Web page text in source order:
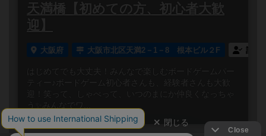
天満橋【初めての方、初心者大歓
迎】
大阪府 大阪市北区天満2－1－8 根本ビル２F 誰で
はじめてでも大丈夫！みんなで楽しむボードゲームパー
ティー♪ボードゲーム初心者さんも、経験者さんも大歓
迎！笑って、しゃべって、いつのまにか仲良くなっちゃ
閉じる